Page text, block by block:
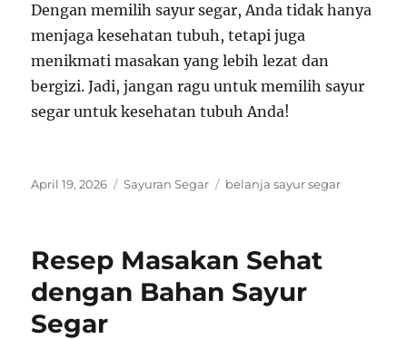
Dengan memilih sayur segar, Anda tidak hanya
menjaga kesehatan tubuh, tetapi juga
menikmati masakan yang lebih lezat dan
bergizi. Jadi, jangan ragu untuk memilih sayur
segar untuk kesehatan tubuh Anda!
Posted
April 19, 2026 Categories
Sayuran Segar Tags
belanja sayur segar
Resep Masakan Sehat
dengan Bahan Sayur
Segar